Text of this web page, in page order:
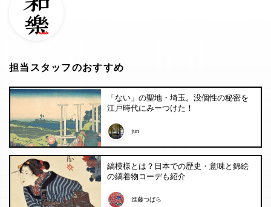
担当スタッフのおすすめ
「ない」の聖地・埼玉。没個性の秘密を
江戸時代にみーつけた！
jun
縞模様とは？日本での歴史・意味と錦絵
の縞着物コーデも紹介
進藤つばら